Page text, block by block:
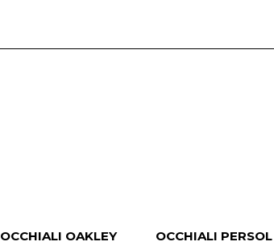
OCCHIALI OAKLEY
OCCHIALI PERSOL